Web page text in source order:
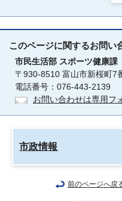
このページに関するお問い
市民生活部 スポーツ健康課
〒930-8510 富山市新桜町7
電話番号：076-443-2139
お問い合わせは専用フ
市政情報
前のページへ戻